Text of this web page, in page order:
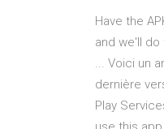
Have the
and we'll do
... Voici un
dernière
Play